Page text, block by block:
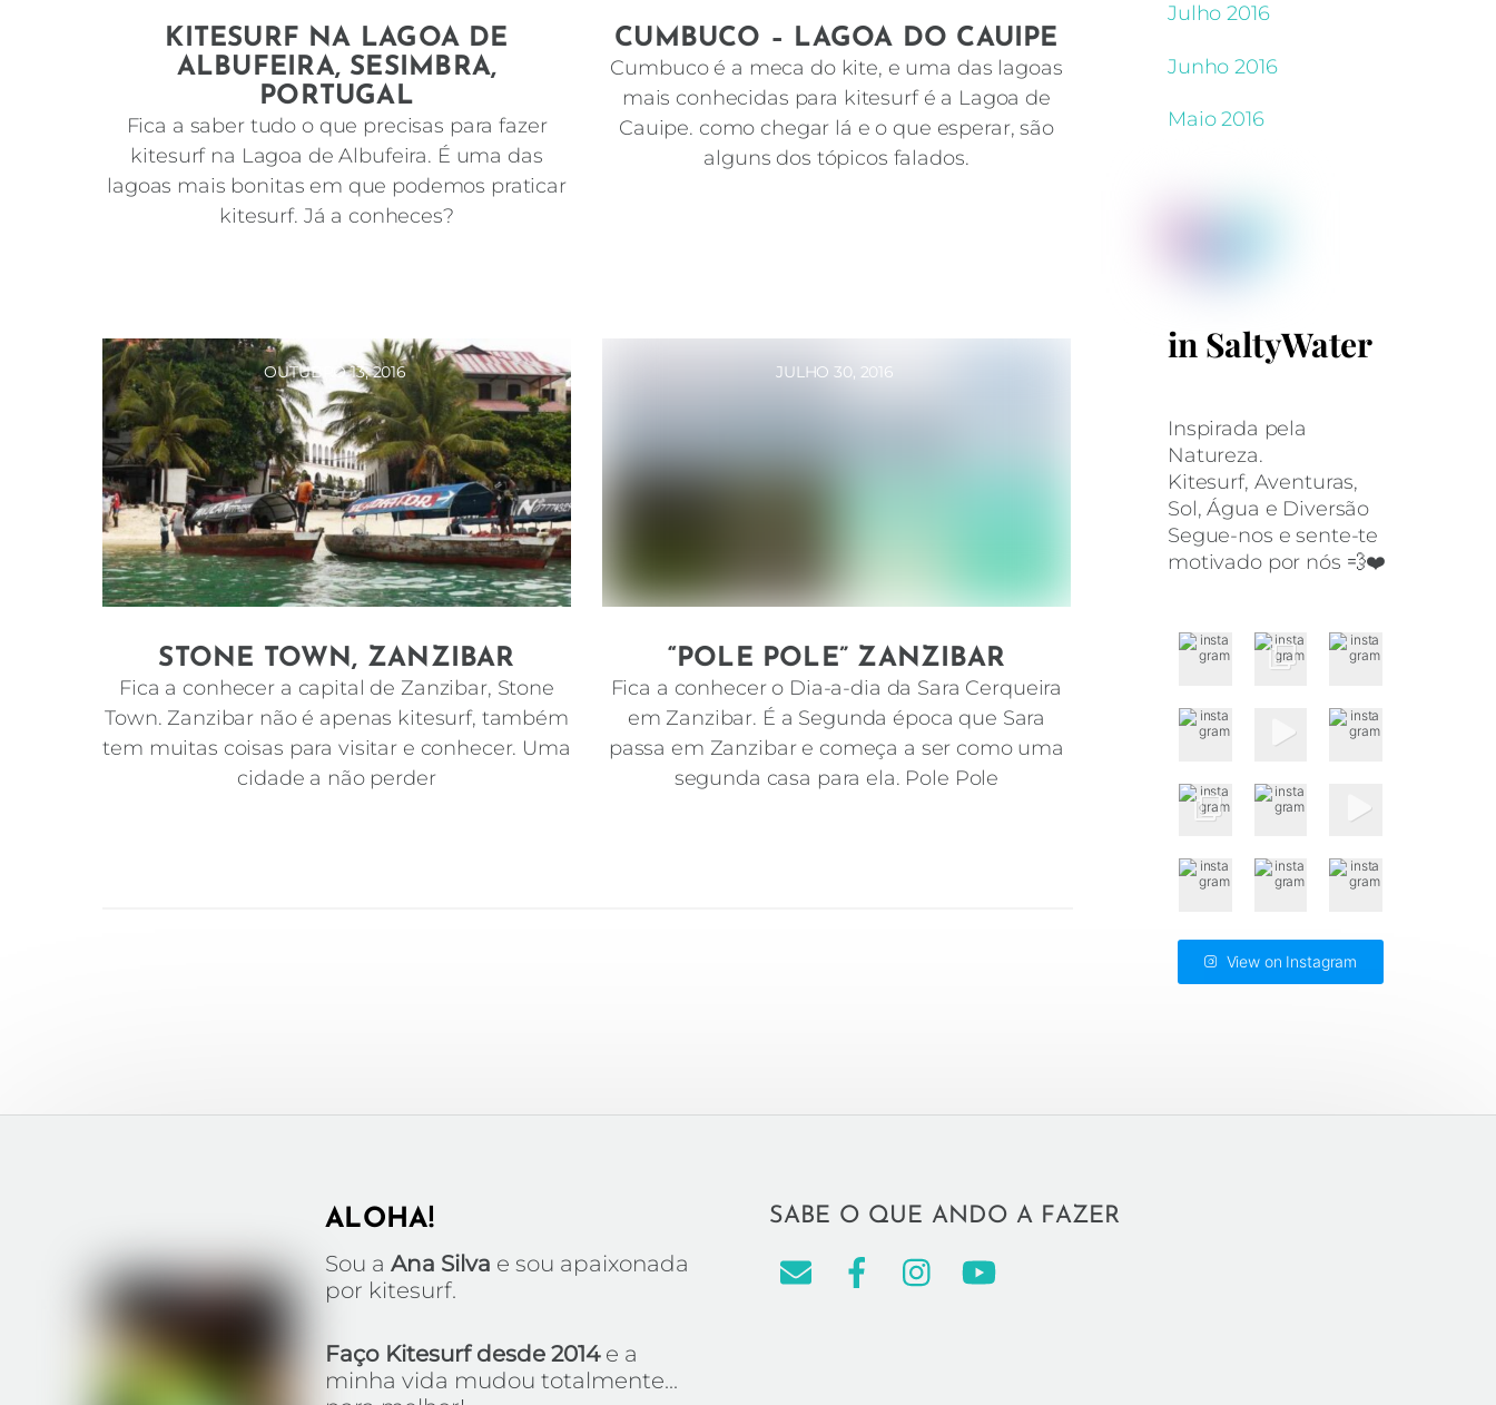
KITESURF NA LAGOA DE
ALBUFEIRA, SESIMBRA,
PORTUGAL
Fica a saber tudo o que precisas para fazer
kitesurf na Lagoa de Albufeira. É uma das
lagoas mais bonitas em que podemos praticar
kitesurf. Já a conheces?
CUMBUCO – LAGOA DO CAUIPE
Cumbuco é a meca do kite, e uma das lagoas
mais conhecidas para kitesurf é a Lagoa de
Cauipe. como chegar lá e o que esperar, são
alguns dos tópicos falados.
OUTUBRO 13, 2016
STONE TOWN, ZANZIBAR
Fica a conhecer a capital de Zanzibar, Stone
Town. Zanzibar não é apenas kitesurf, também
tem muitas coisas para visitar e conhecer. Uma
cidade a não perder
JULHO 30, 2016
“POLE POLE” ZANZIBAR
Fica a conhecer o Dia-a-dia da Sara Cerqueira
em Zanzibar. É a Segunda época que Sara
passa em Zanzibar e começa a ser como uma
segunda casa para ela. Pole Pole
Julho 2016
Junho 2016
Maio 2016
in SaltyWater
Inspirada pela
Natureza.
Kitesurf, Aventuras,
Sol, Água e Diversão
Segue-nos e sente-te
motivado por nós 💨❤️
View on Instagram
ALOHA!
Sou a Ana Silva e sou apaixonada
por kitesurf.
Faço Kitesurf desde 2014e a
minha vida mudou totalmente...
SABE O QUE ANDO A FAZER